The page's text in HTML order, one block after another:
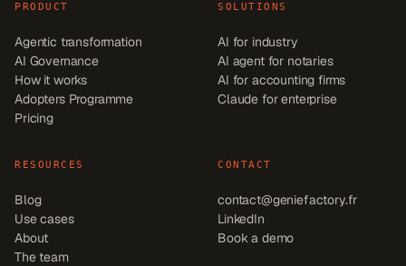
PRODUCT
Agentic transformation
AI Governance
How it works
Adopters Programme
Pricing
SOLUTIONS
AI for industry
AI agent for notaries
AI for accounting firms
Claude for enterprise
RESOURCES
Blog
Use cases
About
The team
CONTACT
contact@geniefactory.fr
LinkedIn
Book a demo